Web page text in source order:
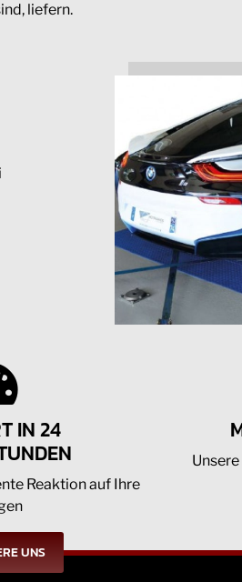
liefern.
IN 24
Reaktion auf Ihre
UNS